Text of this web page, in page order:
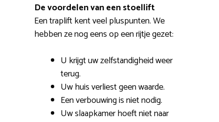
De voordelen van een stoellift
Een traplift kent veel pluspunten. We
hebben ze nog eens op een rijtje gezet:
U krijgt uw zelfstandigheid weer
terug.
Uw huis verliest geen waarde.
Een verbouwing is niet nodig.
Uw slaapkamer hoeft niet naar